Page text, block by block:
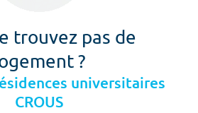
trouvez pas de
?
universitaires
CROUS